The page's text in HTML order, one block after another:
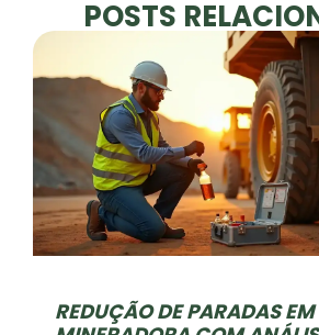
POSTS
REDUÇÃO DE PARADAS EM